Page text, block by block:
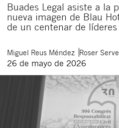
Buades Legal asiste a la
nueva imagen de Blau
de un centenar de
Miguel Reus Méndez Roser
26 de mayo de 2026